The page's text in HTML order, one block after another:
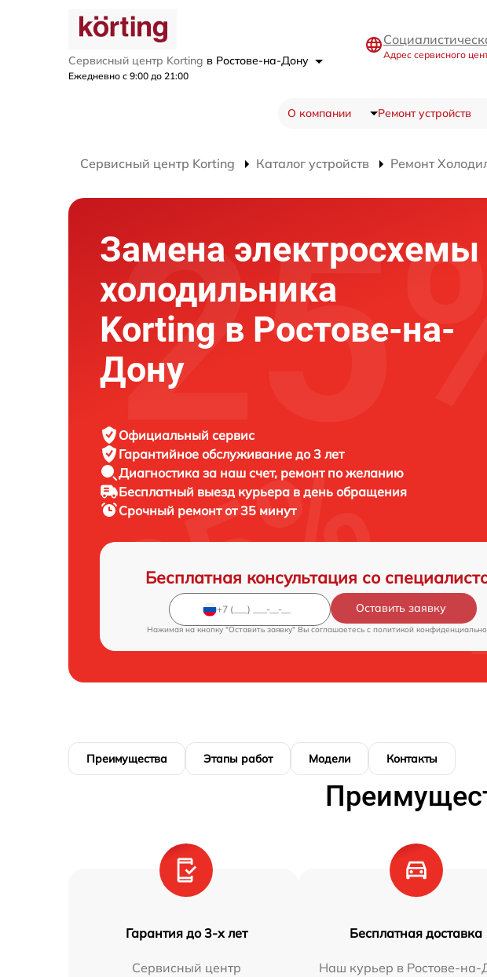
Сервисный центр Korting в Ростове-на-Дону
Ежедневно с 9:00 до 21:00
Адрес сервисного
О компании Ремонт устройств
Сервисный центр Korting Каталог устройств Ремонт
Замена электросхемы
холодильника
Korting в Ростове-на-
Дону
Официальный сервис
Гарантийное обслуживание до 3 лет
Диагностика за наш счет, ремонт по желанию
Бесплатный выезд курьера в день обращения
Срочный ремонтот 35 минут
Бесплатная консультация со
Оставить заявку
Нажимая на кнопку "Оставить заявку" Вы соглашаетесь c политикой
Преимущества Этапы работ Модели Контакты
Гарантия до 3-х лет
Сервисный центр
Бесплатная доставка
Наш курьер в Ростове-на-